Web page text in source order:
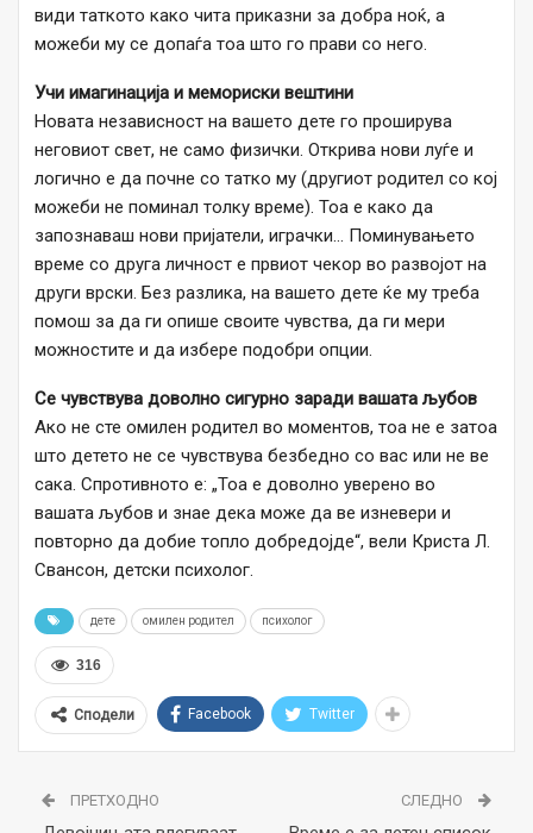
види таткото како чита приказни за добра ноќ, а
можеби му се допаѓа тоа што го прави со него.
Учи имагинација и мемориски вештини
Новата независност на вашето дете го проширува
неговиот свет, не само физички. Открива нови луѓе и
логично е да почне со татко му (другиот родител со кој
можеби не поминал толку време). Тоа е како да
запознаваш нови пријатели, играчки… Поминувањето
време со друга личност е првиот чекор во развојот на
други врски. Без разлика, на вашето дете ќе му треба
помош за да ги опише своите чувства, да ги мери
можностите и да избере подобри опции.
Се чувствува доволно сигурно заради вашата љубов
Ако не сте омилен родител во моментов, тоа не е затоа
што детето не се чувствува безбедно со вас или не ве
сака. Спротивното е: „Тоа е доволно уверено во
вашата љубов и знае дека може да ве изневери и
повторно да добие топло добредојде“, вели Криста Л.
Свансон, детски психолог.
дете омилен родител психолог
316
Сподели Facebook Twitter
ПРЕТХОДНО СЛЕДНО